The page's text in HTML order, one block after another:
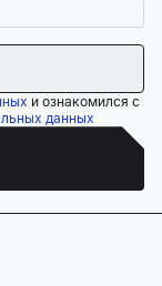
и ознакомился с
данных